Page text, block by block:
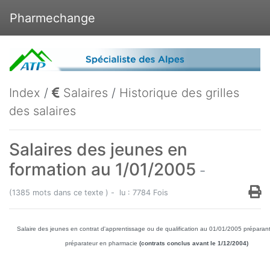
Pharmechange
Index / Salaires / Historique des grilles
des salaires
Salaires des jeunes en
formation au 1/01/2005 -
(1385 mots dans ce texte ) - lu : 7784 Fois
Salaire des jeunes en contrat d'apprentissage ou de qualification au 01/01/2005
préparateur en pharmacie (contrats conclus avant le 1/12/2004)